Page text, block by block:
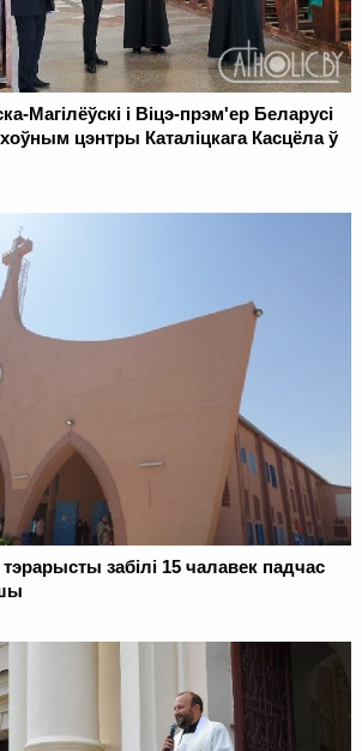
Магілёўскі і Віцэ-прэм'ер Беларусі
цэнтры Каталіцкага Касцёла ў
забілі 15 чалавек падчас